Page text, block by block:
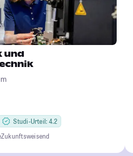
und
Studi-Urteil: 4.2
Zukunftsweisend